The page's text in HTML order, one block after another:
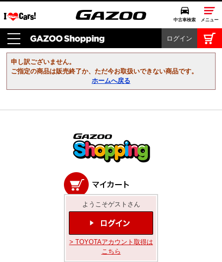
中古車検索 メニュー
中古車検索 クルマカタログ
愛車広場
クルマ情報
ログイン
申し訳ございません。
ご指定の商品は販売終了か、ただ今お取扱いできない商品です。
ホームへ戻る
ようこそゲストさん
> TOYOTAアカウント取得は
こちら